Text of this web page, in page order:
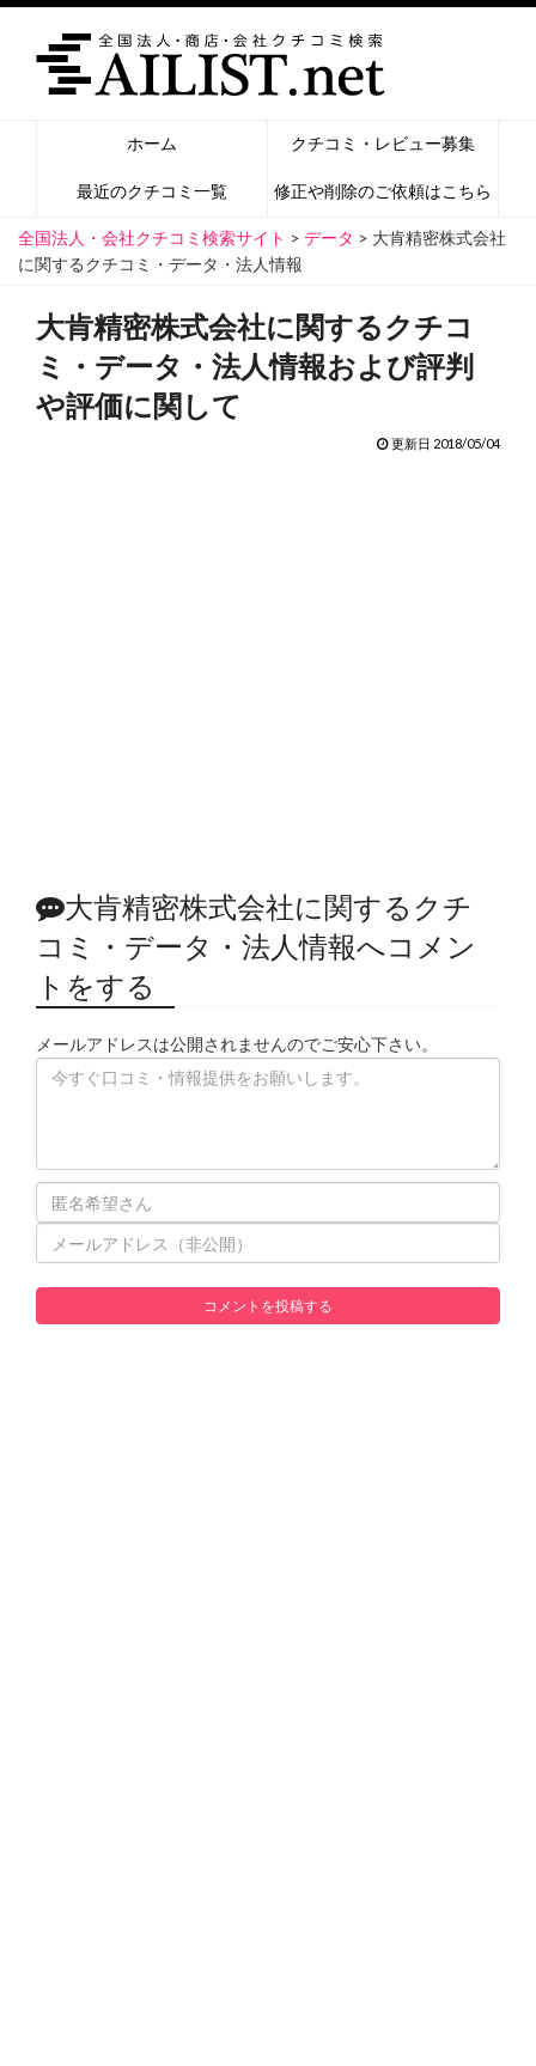
ホーム クチコミ・レビュー募集
最近のクチコミ一覧 修正や削除のご依頼はこちら
全国法人・会社クチコミ検索サイト > データ > 大肯精密株式会社
に関するクチコミ・データ・法人情報
大肯精密株式会社に関するクチコ
ミ・データ・法人情報および評判
や評価に関して
更新日 2018/05/04
大肯精密株式会社に関するクチ
コミ・データ・法人情報へコメン
トをする
メールアドレスは公開されませんのでご安心下さい。